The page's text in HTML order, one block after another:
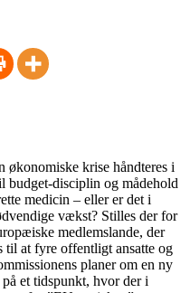
økonomiske krise håndteres i
budget-disciplin og mådehold
medicin – eller er det i
vækst? Stilles der for
medlemslande, der
til at fyre offentligt ansatte og
planer om en ny
et tidspunkt, hvor der i